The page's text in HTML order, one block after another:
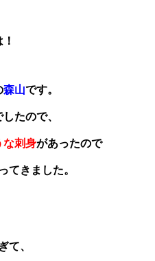
森山です。
たので、
な刺身があったので
てきました。
て、